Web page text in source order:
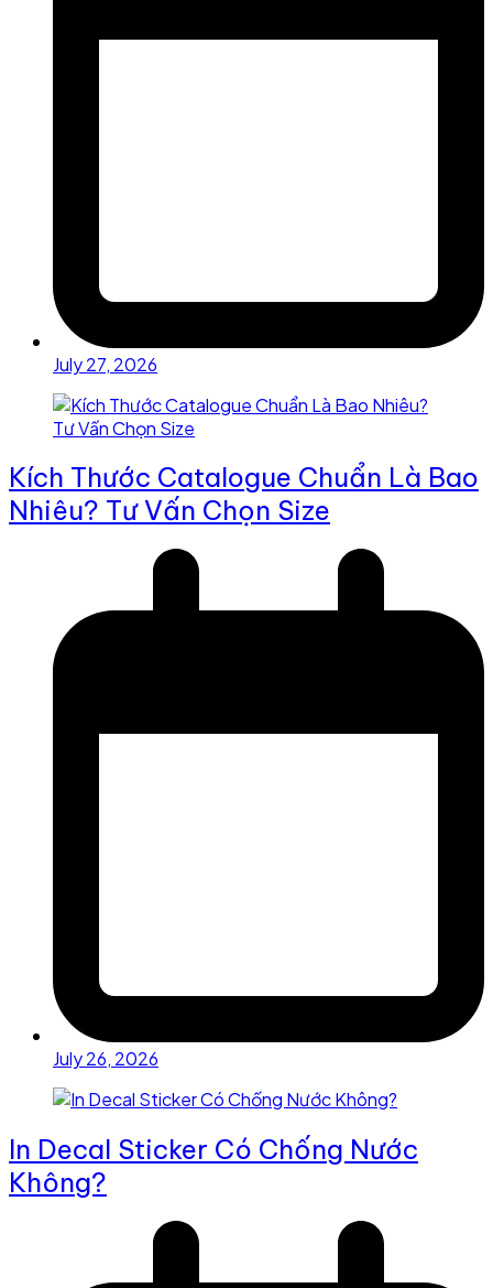
July 27, 2026
Kích Thước Catalogue Chuẩn Là Bao
Nhiêu? Tư Vấn Chọn Size
July 26, 2026
In Decal Sticker Có Chống Nước
Không?